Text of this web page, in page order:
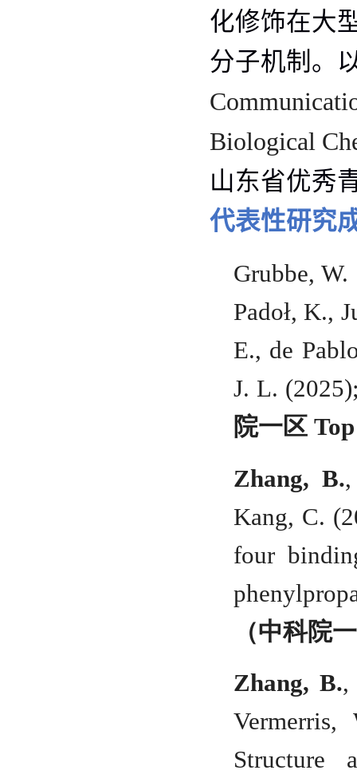
化修饰在大
分子机制。
Biological
山东省优秀
代表性研究
Grubbe,
Padoł, K.,
E., de
J. L.
院一区Top
Zhang, B.
Kang, C.
four
（中科院
Zhang, B.,
Structure